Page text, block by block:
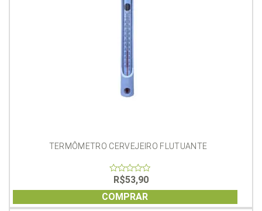
TERMÔMETRO CERVEJEIRO FLUTUANTE
of
5
R$53,90
COMPRAR